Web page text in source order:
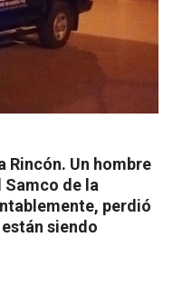
Rincón. Un hombre
de la
perdió
siendo